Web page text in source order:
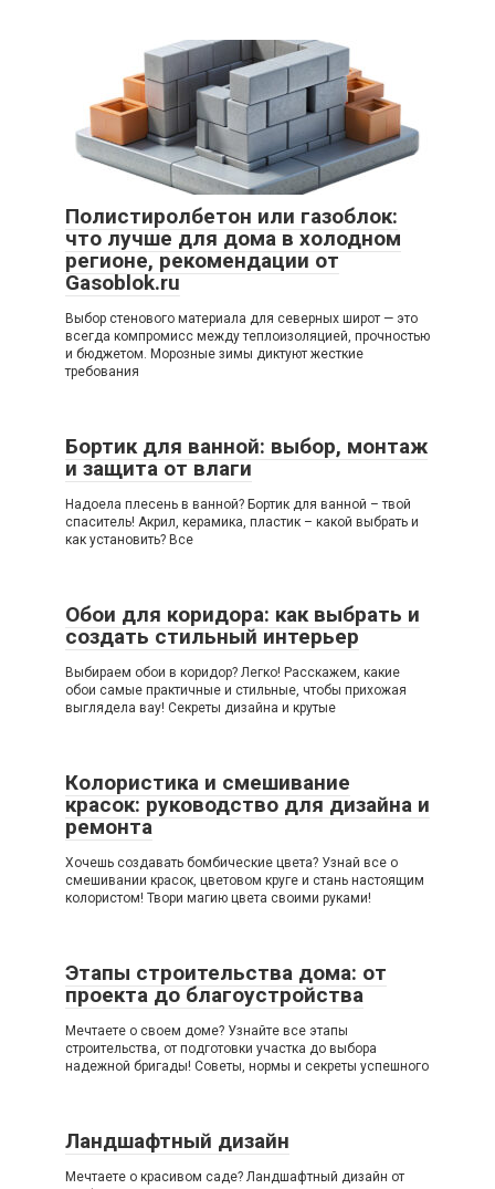
Полистиролбетон или газоблок:
что лучше для дома в холодном
регионе, рекомендации от
Gasoblok.ru
Выбор стенового материала для северных широт — это
всегда компромисс между теплоизоляцией, прочностью
и бюджетом. Морозные зимы диктуют жесткие
требования
Бортик для ванной: выбор, монтаж
и защита от влаги
Надоела плесень в ванной? Бортик для ванной – твой
спаситель! Акрил, керамика, пластик – какой выбрать и
как установить? Все
Обои для коридора: как выбрать и
создать стильный интерьер
Выбираем обои в коридор? Легко! Расскажем, какие
обои самые практичные и стильные, чтобы прихожая
выглядела вау! Секреты дизайна и крутые
Колористика и смешивание
красок: руководство для дизайна и
ремонта
Хочешь создавать бомбические цвета? Узнай все о
смешивании красок, цветовом круге и стань настоящим
колористом! Твори магию цвета своими руками!
Этапы строительства дома: от
проекта до благоустройства
Мечтаете о своем доме? Узнайте все этапы
строительства, от подготовки участка до выбора
надежной бригады! Советы, нормы и секреты успешного
Ландшафтный дизайн
Мечтаете о красивом саде? Ландшафтный дизайн от